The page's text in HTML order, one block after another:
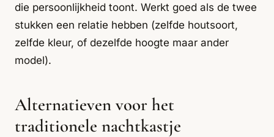
die persoonlijkheid toont. Werkt goed als de twee
stukken een relatie hebben (zelfde houtsoort,
zelfde kleur, of dezelfde hoogte maar ander
model).
Alternatieven voor het
traditionele nachtkastje